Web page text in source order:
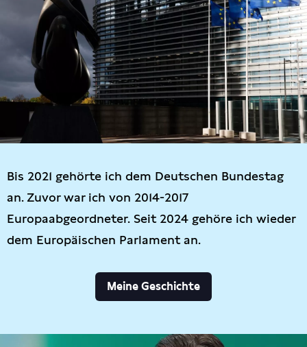
Bis 2021 gehörte ich dem Deutschen Bundestag
an. Zuvor war ich von 2014-2017
Europaabgeordneter. Seit 2024 gehöre ich wieder
dem Europäischen Parlament an.
Meine Geschichte